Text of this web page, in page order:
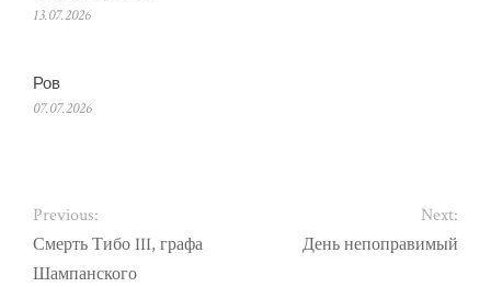
13.07.2026
Ров
07.07.2026
Previous:
Смерть Тибо III, графа
Шампанского
Next:
День непоправимый